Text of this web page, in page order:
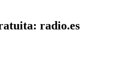
radio.es